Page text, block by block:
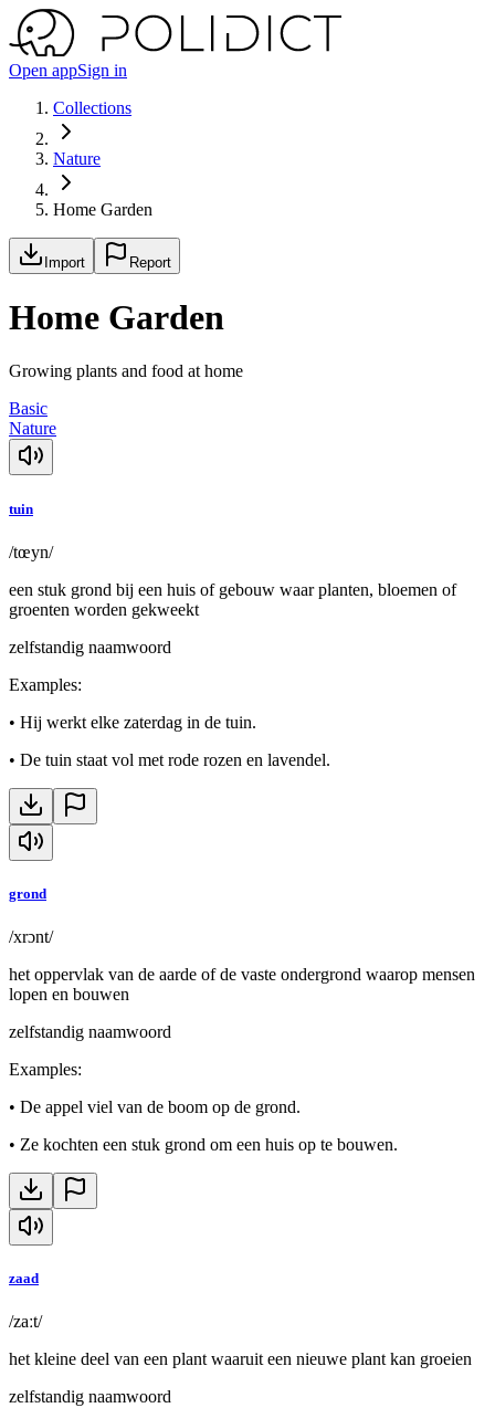
Open appSign in
Collections
Nature
Home Garden
Import Report
Home Garden
Growing plants and food at home
Basic
Nature
tuin
/tœyn/
een stuk grond bij een huis of gebouw waar planten, bloemen of
groenten worden gekweekt
zelfstandig naamwoord
Examples:
• Hij werkt elke zaterdag in de tuin.
• De tuin staat vol met rode rozen en lavendel.
grond
/xrɔnt/
het oppervlak van de aarde of de vaste ondergrond waarop mensen
lopen en bouwen
zelfstandig naamwoord
Examples:
• De appel viel van de boom op de grond.
• Ze kochten een stuk grond om een huis op te bouwen.
zaad
/zaːt/
het kleine deel van een plant waaruit een nieuwe plant kan groeien
zelfstandig naamwoord